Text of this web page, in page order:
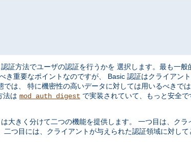
証方法でユーザの認証を行うかを 選択します。最も一般
き重要なポイントなのですが、 Basic 認証はクライアン
では、 特に機密性の高いデータに対しては用いるべきでは
法は mod_auth_digest で実装されていて、もっと安全
大きく分けて二つの機能を提供します。 一つ目は、クラ
つ目には、クライアントが与えられた認証領域に対し